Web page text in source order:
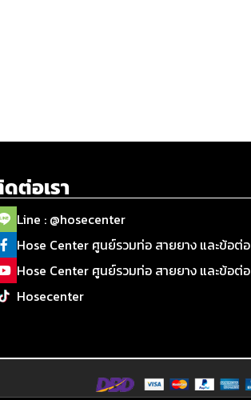
ต่อเรา
Line : @hosecenter
Hose Center ศูนย์รวมท่อ สายยาง และข้อต่อ
Hose Center ศูนย์รวมท่อ สายยาง และข้อต่อ
Hosecenter